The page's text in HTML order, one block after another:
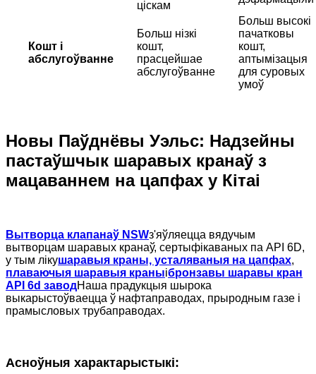
ціскам
Кошт і
абслугоўванне
Больш нізкі
кошт,
прасцейшае
абслугоўванне
Больш высокі
пачатковы
кошт,
аптымізацыя
для суровых
умоў
Новы Паўднёвы Уэльс: Надзейны
пастаўшчык шаравых кранаў з
мацаваннем на цапфах у Кітаі
Вытворца клапанаў NSWз'яўляецца вядучым
вытворцам шаравых кранаў, сертыфікаваных па API 6D,
у тым лікушаравыя краны, усталяваныя на цапфах,
плаваючыя шаравыя краныібронзавы шаравы кран
API 6d заводНаша прадукцыя шырока
выкарыстоўваецца ў нафтаправодах, прыродным газе і
прамысловых трубаправодах.
Асноўныя характарыстыкі: